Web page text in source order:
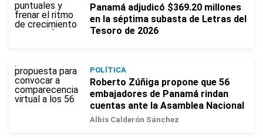
Panamá adjudicó $369.20 millones
en la séptima subasta de Letras del
Tesoro de 2026
POLÍTICA
Roberto Zúñiga propone que 56
embajadores de Panamá rindan
cuentas ante la Asamblea Nacional
Albis Calderón Sánchez